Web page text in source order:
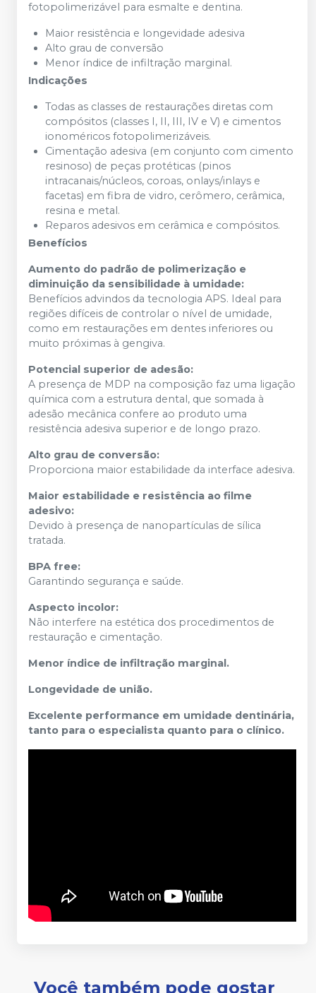
fotopolimerizável para esmalte e dentina.
Maior resistência e longevidade adesiva
Alto grau de conversão
Menor índice de infiltração marginal.
Indicações
Todas as classes de restaurações diretas com
compósitos (classes I, II, III, IV e V) e cimentos
ionoméricos fotopolimerizáveis.
Cimentação adesiva (em conjunto com cimento
resinoso) de peças protéticas (pinos
intracanais/núcleos, coroas, onlays/inlays e
facetas) em fibra de vidro, cerômero, cerâmica,
resina e metal.
Reparos adesivos em cerâmica e compósitos.
Benefícios
Aumento do padrão de polimerização e
diminuição da sensibilidade à umidade:
Benefícios advindos da tecnologia APS. Ideal para
regiões difíceis de controlar o nível de umidade,
como em restaurações em dentes inferiores ou
muito próximas à gengiva.
Potencial superior de adesão:
A presença de MDP na composição faz uma ligação
química com a estrutura dental, que somada à
adesão mecânica confere ao produto uma
resistência adesiva superior e de longo prazo.
Alto grau de conversão:
Proporciona maior estabilidade da interface adesiva.
Maior estabilidade e resistência ao filme
adesivo:
Devido à presença de nanopartículas de sílica
tratada.
BPA free:
Garantindo segurança e saúde.
Aspecto incolor:
Não interfere na estética dos procedimentos de
restauração e cimentação.
Menor índice de infiltração marginal.
Longevidade de união.
Excelente performance em umidade dentinária,
tanto para o especialista quanto para o clínico.
Você também pode gostar